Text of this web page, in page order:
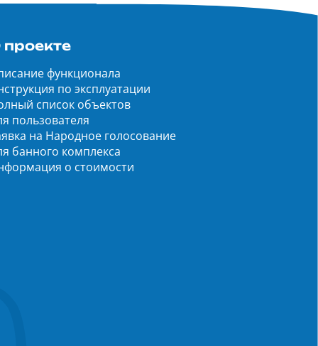
проекте
функционала
по эксплуатации
список объектов
пользователя
на Народное голосование
банного комплекса
о стоимости